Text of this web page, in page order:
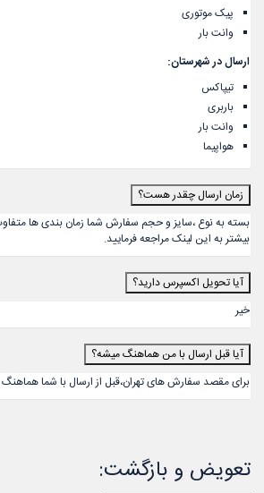
پیک موتوری
وانت بار
ارسال در شهرستان:
تیپاکس
باربری
وانت بار
هواپیما
زمان ارسال چقدر هست؟
بسته به نوع ،سایز و حجم سفارش شما زمان بندی ها
بیشتر به این لینک مراجعه فرمایید.
آیا تحویل اکسپرس دارید؟
خیر
آیا قبل ارسال با من هماهنگ میشه؟
برای مقصد سفارش های تهران،قبل از ارسال با شما
تعویض و بازگشت: